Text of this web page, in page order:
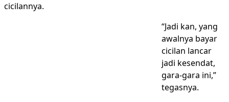
cicilannya.
“Jadi kan, yang
awalnya bayar
cicilan lancar
jadi kesendat,
gara-gara ini,”
tegasnya.